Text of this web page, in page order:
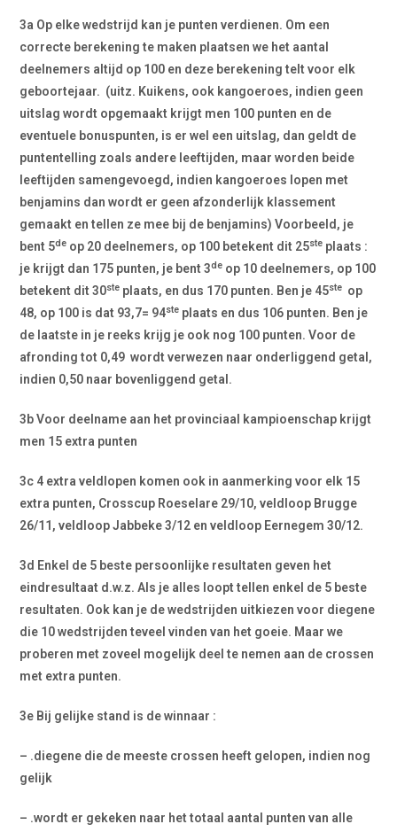
3a Op elke wedstrijd kan je punten verdienen. Om een
correcte berekening te maken plaatsen we het aantal
deelnemers altijd op 100 en deze berekening telt voor elk
geboortejaar. (uitz. Kuikens, ook kangoeroes, indien geen
uitslag wordt opgemaakt krijgt men 100 punten en de
eventuele bonuspunten, is er wel een uitslag, dan geldt de
puntentelling zoals andere leeftijden, maar worden beide
leeftijden samengevoegd, indien kangoeroes lopen met
benjamins dan wordt er geen afzonderlijk klassement
gemaakt en tellen ze mee bij de benjamins) Voorbeeld, je
bent 5de op 20 deelnemers, op 100 betekent dit 25ste plaats :
je krijgt dan 175 punten, je bent 3de op 10 deelnemers, op 100
betekent dit 30ste plaats, en dus 170 punten. Ben je 45ste op
48, op 100 is dat 93,7= 94ste plaats en dus 106 punten. Ben je
de laatste in je reeks krijg je ook nog 100 punten. Voor de
afronding tot 0,49 wordt verwezen naar onderliggend getal,
indien 0,50 naar bovenliggend getal.
3b Voor deelname aan het provinciaal kampioenschap krijgt
men 15 extra punten
3c 4 extra veldlopen komen ook in aanmerking voor elk 15
extra punten, Crosscup Roeselare 29/10, veldloop Brugge
26/11, veldloop Jabbeke 3/12 en veldloop Eernegem 30/12.
3d Enkel de 5 beste persoonlijke resultaten geven het
eindresultaat d.w.z. Als je alles loopt tellen enkel de 5 beste
resultaten. Ook kan je de wedstrijden uitkiezen voor diegene
die 10 wedstrijden teveel vinden van het goeie. Maar we
proberen met zoveel mogelijk deel te nemen aan de crossen
met extra punten.
3e Bij gelijke stand is de winnaar :
– .diegene die de meeste crossen heeft gelopen, indien nog
gelijk
– .wordt er gekeken naar het totaal aantal punten van alle